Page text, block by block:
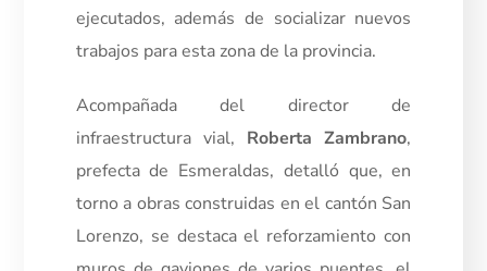
ejecutados, además de socializar nuevos
trabajos para esta zona de la provincia.
Acompañada del director de
infraestructura vial, Roberta Zambrano,
prefecta de Esmeraldas, detalló que, en
torno a obras construidas en el cantón San
Lorenzo, se destaca el reforzamiento con